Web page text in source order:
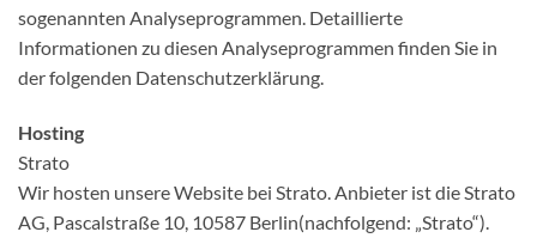
sogenannten Analyseprogrammen. Detaillierte
Informationen zu diesen Analyseprogrammen finden Sie in
der folgenden Datenschutzerklärung.
Hosting
Strato
Wir hosten unsere Website bei Strato. Anbieter ist die Strato
AG, Pascalstraße 10, 10587 Berlin(nachfolgend: „Strato“).